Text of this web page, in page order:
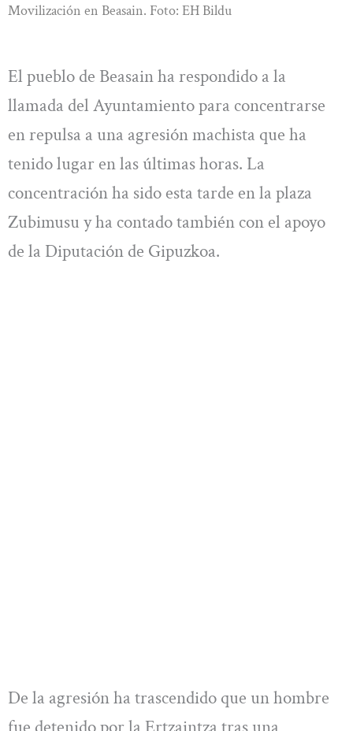
Movilización en Beasain. Foto: EH Bildu
El pueblo de Beasain ha respondido a la
llamada del Ayuntamiento para concentrarse
en repulsa a una agresión machista que ha
tenido lugar en las últimas horas. La
concentración ha sido esta tarde en la plaza
Zubimusu y ha contado también con el apoyo
de la Diputación de Gipuzkoa.
De la agresión ha trascendido que un hombre